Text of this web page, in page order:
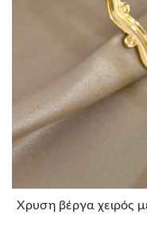
Χρυση βέργα χειρός